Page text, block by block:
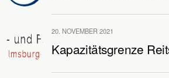
20. NOVEMBER 2021
Kapazitätsgrenze